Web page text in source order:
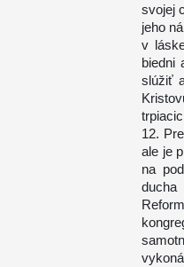
svojej
jeho
v
biedni
slúžiť
12.
ale je
na
ducha